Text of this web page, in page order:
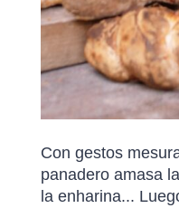
Con gestos
panadero amasa
la enharina...